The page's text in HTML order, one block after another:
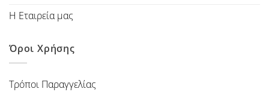
Η Εταιρεία μας
Όροι Χρήσης
Τρόποι Παραγγελίας